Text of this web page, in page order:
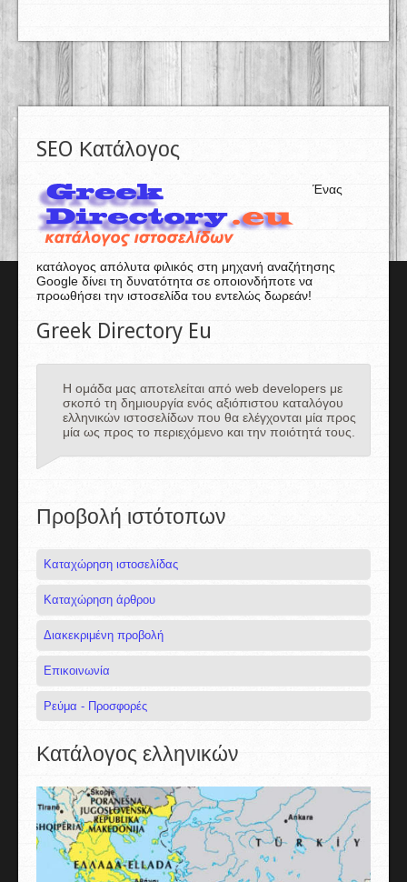
SEO Κατάλογος
Ένας
κατάλογος απόλυτα φιλικός στη μηχανή αναζήτησης
Google δίνει τη δυνατότητα σε οποιονδήποτε να
προωθήσει την ιστοσελίδα του εντελώς δωρεάν!
Greek Directory Eu
Η ομάδα μας αποτελείται από web developers με
σκοπό τη δημιουργία ενός αξιόπιστου καταλόγου
ελληνικών ιστοσελίδων που θα ελέγχονται μία προς
μία ως προς το περιεχόμενο και την ποιότητά τους.
Προβολή ιστότοπων
Καταχώρηση ιστοσελίδας
Καταχώρηση άρθρου
Διακεκριμένη προβολή
Επικοινωνία
Ρεύμα - Προσφορές
Κατάλογος ελληνικών